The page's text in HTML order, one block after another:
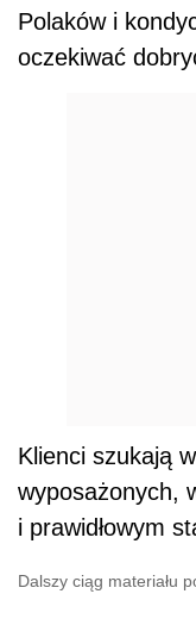
Polaków i
oczekiwać
Klienci szukają
wyposażonych,
i prawidłowym
Dalszy ciąg materiału